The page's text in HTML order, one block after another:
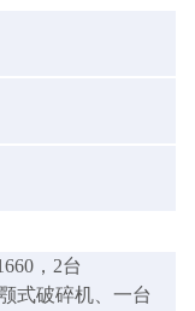
，2台
式破碎机、一台